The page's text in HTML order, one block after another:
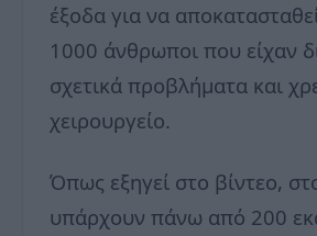
έξοδα για να
1000 άνθρωποι που είχαν
σχετικά προβλήματα και
χειρουργείο.
Όπως εξηγεί στο βίντεο,
υπάρχουν πάνω από 200